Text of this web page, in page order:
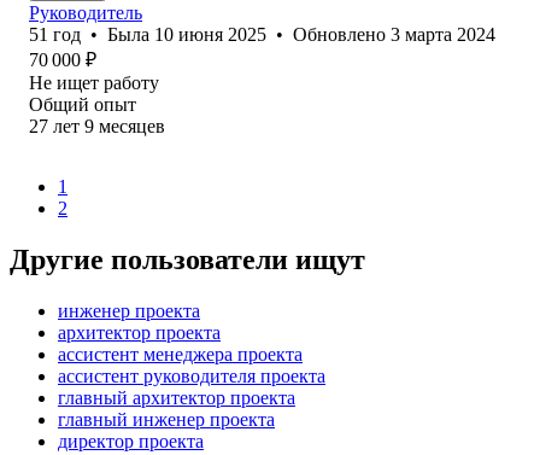
Руководитель
51 год • Была 10 июня 2025 • Обновлено 3 марта 2024
70 000 ₽
Не ищет работу
Общий опыт
27 лет 9 месяцев
1
2
Другие пользователи ищут
инженер проекта
архитектор проекта
ассистент менеджера проекта
ассистент руководителя проекта
главный архитектор проекта
главный инженер проекта
директор проекта